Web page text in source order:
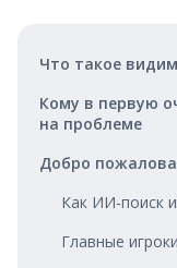
Что такое
Кому в первую
на проблеме
Добро
Как ИИ‑поиск
Главные